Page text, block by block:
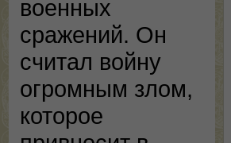
военных
сражений. Он
считал войну
огромным злом,
которое